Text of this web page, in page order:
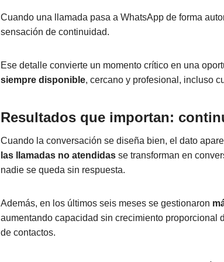
Cuando una llamada pasa a WhatsApp de forma
sensación de continuidad.
Ese detalle convierte un momento crítico en una
siempre disponible, cercano y profesional, incluso
Resultados que importan:
Cuando la conversación se diseña bien, el dato
las llamadas no atendidas se transforman en
nadie se queda sin respuesta.
Además, en los últimos seis meses se gestionaron
aumentando capacidad sin crecimiento
de contactos.